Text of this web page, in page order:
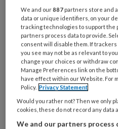
Wat
is
je
e-
mailadres?
* *
Kies
je
wachtwoord* *
Kies
je
functie *
We and our887 partners store and
data or unique identifiers, on your
tracking technologies to support
partners process data to provide.
consent will disable them. If
you see may not be as relevant to
change your choices or withdraw
Manage Preferences link on the
have effect within our Website. For
Policy. Privacy Statement
Would you rather not? Then we only
cookies, these do not record any data
We and our partners